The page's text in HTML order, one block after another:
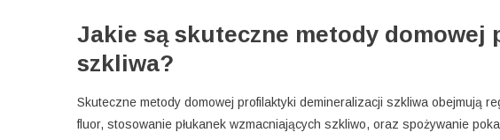
Jakie są skuteczne metody
szkliwa?
Skuteczne metody domowej profilaktyki demineralizacji szkliwa obejmują
fluor, stosowanie płukanek wzmacniających szkliwo, oraz spożywanie